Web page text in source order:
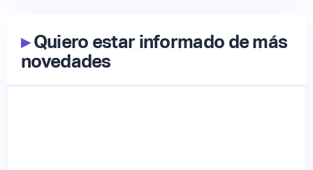
▸Quiero estar informado de más
novedades